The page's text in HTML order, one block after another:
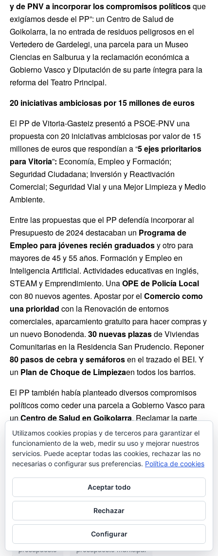
y de PNV a incorporar los compromisos políticosque
exigíamos desde el PP”: un Centro de Salud de
Goikolarra, la no entrada de residuos peligrosos en el
Vertedero de Gardelegi, una parcela para un Museo
Ciencias en Salburua y la reclamación económica a
Gobierno Vasco y Diputación de su parte íntegra para la
reforma del Teatro Principal.
20 iniciativas ambiciosas por 15 millones de euros
El PP de Vitoria-Gasteiz presentó a PSOE-PNV una
propuesta con 20 iniciativas ambiciosas por valor de 15
millones de euros que respondían a “5 ejes prioritarios
para Vitoria”: Economía, Empleo y Formación;
Seguridad Ciudadana; Inversión y Reactivación
Comercial; Seguridad Vial y una Mejor Limpieza y Medio
Ambiente.
Entre las propuestas que el PP defendía incorporar al
Presupuesto de 2024 destacaban un Programa de
Empleo para jóvenes recién graduadosy otro para
mayores de 45 y 55 años. Formación y Empleo en
Inteligencia Artificial. Actividades educativas en inglés,
STEAM y Emprendimiento. UnaOPE de Policía Local
con 80 nuevos agentes. Apostar por el Comercio como
una prioridad con la Renovación de entornos
comerciales, aparcamiento gratuito para hacer compras y
un nuevo Bonodenda. 30 nuevas plazasde Viviendas
Comunitarias en la Residencia San Prudencio. Reponer
80 pasos de cebray semáforosen el trazado el BEI. Y
un Plan de Choque de Limpiezaen todos los barrios.
El PP también había planteado diversos compromisos
políticos como ceder una parcela a Gobierno Vasco para
unCentro de Salud en Goikolarra. Reclamar la parte
económica integra a Gobierno Vasco y Diputación para
reformar el Teatro Principal. Y el compromiso deno
acoger residuos peligrosos en el Vertedero de
Gardelegi.
ainhoa domaica centro de salud
empleo
gardelegi
partido popular vitoria
pp vitoria gasteiz
presupuesto
presupuesto municipal
Utilizamos cookies propias y de terceros para garantizar el
funcionamiento de la web, medir su uso y mejorar nuestros
servicios. Puede aceptar todas las cookies, rechazar las no
necesarias o configurar sus preferencias. Política de cookies
Aceptar todo
Rechazar
Configurar